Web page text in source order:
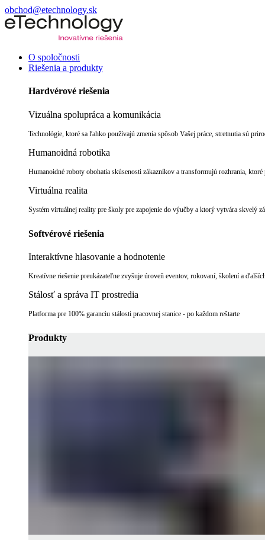
obchod@etechnology.sk
O spoločnosti
Riešenia a produkty
Hardvérové riešenia
Vizuálna spolupráca a komunikácia
Technológie, ktoré sa ľahko používajú zmenia spôsob Vašej práce, stretnutia sú
Humanoidná robotika
Humanoidné roboty obohatia skúsenosti zákazníkov a transformujú rozhrania,
Virtuálna realita
Systém virtuálnej reality pre školy pre zapojenie do výučby a ktorý vytvára skvelý
Softvérové riešenia
Interaktívne hlasovanie a hodnotenie
Kreatívne riešenie preukázateľne zvyšuje úroveň eventov, rokovaní, školení a
Stálosť a správa IT prostredia
Platforma pre 100% garanciu stálosti pracovnej stanice - po každom reštarte
Produkty